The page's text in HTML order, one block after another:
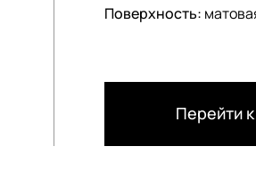
Поверхность:
Перейти